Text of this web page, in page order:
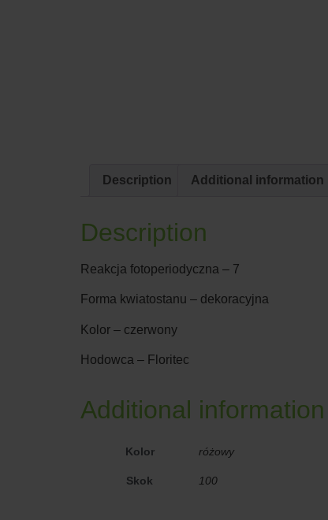
Description Additional information
Description
Reakcja fotoperiodyczna – 7
Forma kwiatostanu – dekoracyjna
Kolor – czerwony
Hodowca – Floritec
Additional information
Kolor różowy
Skok 100